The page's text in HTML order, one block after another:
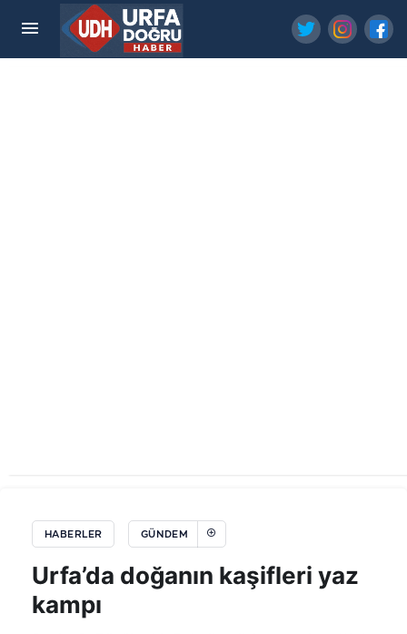
HABERLER GÜNDEM
Urfa’da doğanın kaşifleri yaz
kampı
Şanlıurfa'daki Anne Ölümünde Sağlık Bakanlığı